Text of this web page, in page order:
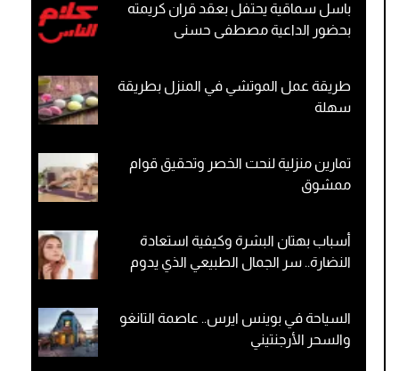
باسل سماقية يحتفل بعقد قران كريمته
بحضور الداعية مصطفى حسنى
طريقة عمل الموتشي في المنزل بطريقة
سهلة
تمارين منزلية لنحت الخصر وتحقيق قوام
ممشوق
أسباب بهتان البشرة وكيفية استعادة
النضارة.. سر الجمال الطبيعي الذي يدوم
السياحة في بوينس ايرس.. عاصمة التانغو
والسحر الأرجنتيني